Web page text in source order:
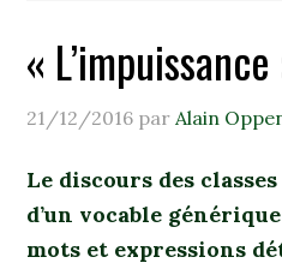
«
21/12/2016 parAlain
Le discours des
d’un vocable
mots et expressions